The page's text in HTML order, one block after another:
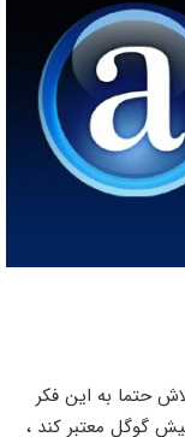
حتما به این فکر
گوگل معتبر کند ،